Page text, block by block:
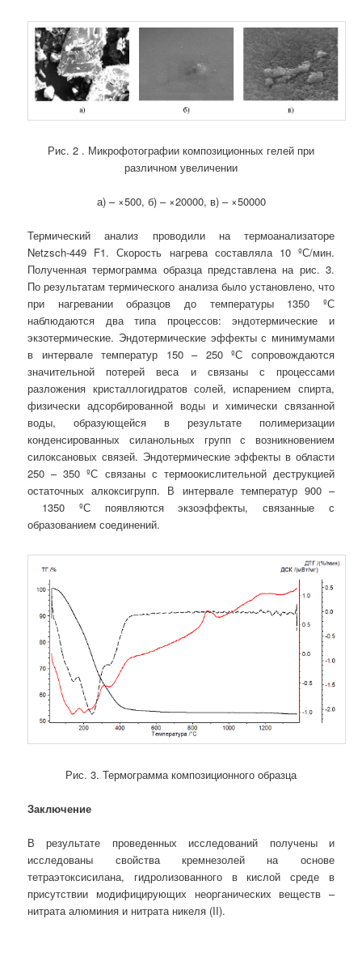
Рис. 2 . Микрофотографии композиционных гелей при
различном увеличении
а) – ×500, б) – ×20000, в) – ×50000
Термический анализ проводили на термоанализаторе
Netzsch-449 F1. Скорость нагрева составляла 10 ºС/мин.
Полученная термограмма образца представлена на рис. 3.
По результатам термического анализа было установлено, что
при нагревании образцов до температуры 1350 ºС
наблюдаются два типа процессов: эндотермические и
экзотермические. Эндотермические эффекты с минимумами
в интервале температур 150 – 250 ºС сопровождаются
значительной потерей веса и связаны с процессами
разложения кристаллогидратов солей, испарением спирта,
физически адсорбированной воды и химически связанной
воды, образующейся в результате полимеризации
конденсированных силанольных групп с возникновением
силоксановых связей. Эндотермические эффекты в области
250 – 350 ºС связаны с термоокислительной деструкцией
остаточных алкоксигрупп. В интервале температур 900 –
1350 ºС появляются экзоэффекты, связанные с
образованием соединений.
Рис. 3. Термограмма композиционного образца
Заключение
В результате проведенных исследований получены и
исследованы свойства кремнезолей на основе
тетраэтоксисилана, гидролизованного в кислой среде в
присутствии модифицирующих неорганических веществ –
нитрата алюминия и нитрата никеля (II).